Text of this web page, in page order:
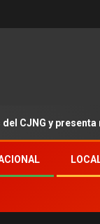
presenta nuevos